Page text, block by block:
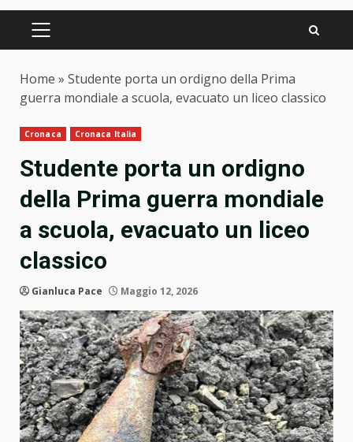
PRIMARY
Home » Studente porta un ordigno della Prima
guerra mondiale a scuola, evacuato un liceo classico
Cronaca Cronaca Italia
Studente porta un ordigno
della Prima guerra mondiale
a scuola, evacuato un liceo
classico
Gianluca Pace Maggio 12, 2026